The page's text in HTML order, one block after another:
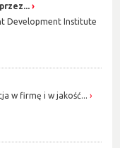
Development Institute
w firmę i w jakość...